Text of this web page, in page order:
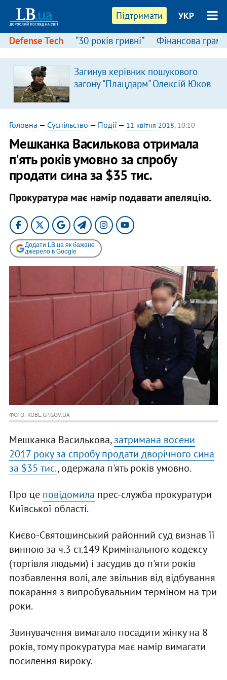
Підтримати УКР
Defense Tech “30 років гривні” Фінансова
Загинув керівник пошукового
загону "Плацдарм" Олексій Юков
Головна — Суспільство — Події— 11 квітня 2018, 10:10
Мешканка Василькова отримала
п'ять років умовно за спробу
продати сина за $35 тис.
Прокуратура має намір подавати апеляцію.
Додати LB.ua як бажане
джерело в Google
ФОТО: KOBL.GP.GOV.UA
Мешканка Василькова,затримана восени
2017 року за спробу продати дворічного сина
за $35 тис., одержала п'ять років умовно.
Про це повідомила прес-служба прокуратури
Київської області.
Києво-Святошинський районний суд визнав її
винною за ч.3 ст.149 Кримінального кодексу
(торгівля людьми) і засудив до п'яти років
позбавлення волі, але звільнив від відбування
покарання з випробувальним терміном на три
роки.
Звинувачення вимагало посадити жінку на 8
років, тому прокуратура має намір вимагати
посилення вироку.